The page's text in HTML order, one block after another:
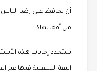
أن تحافظ على رضا الناس
من أفعالها؟
ستحدد إجابات هذه
الثقة الشعبية فيها عبر